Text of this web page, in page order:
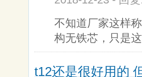
不知道厂家这样
构无铁芯，只是
t12还是很好用的